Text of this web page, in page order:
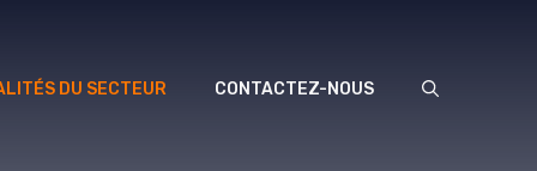
DU SECTEUR CONTACTEZ-NOUS